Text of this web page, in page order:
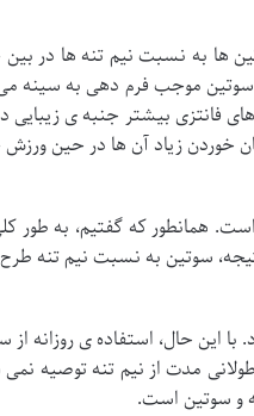
ها به نسبت نیم تنه ها در بین
موجب فرم دهی به سینه
فانتزی بیشتر جنبه ی
خوردن زیاد آن ها در حین
که گفتیم، به طور
سوتین به نسبت نیم تنه
این حال، استفاده ی روزانه از
مدت از نیم تنه توصیه
و سوتین است.